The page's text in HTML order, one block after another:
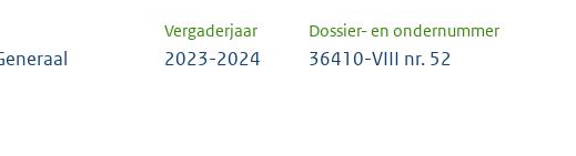
Vergaderjaar Dossier- en ondernummer
2023-2024 36410-VIII nr. 52